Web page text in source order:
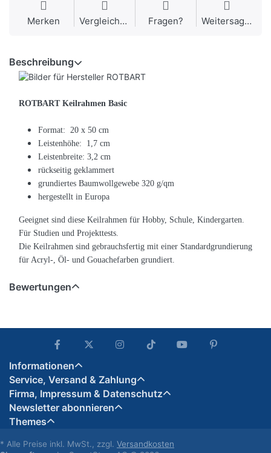
Merken Vergleichen Fragen? Weitersagen
Beschreibung
ROTBART Keilrahmen Basic
Format: 20 x 50 cm
Leistenhöhe: 1,7 cm
Leistenbreite: 3,2 cm
rückseitig geklammert
grundiertes Baumwollgewebe 320 g/qm
hergestellt in Europa
Geeignet sind diese Keilrahmen für Hobby, Schule, Kindergarten.
Für Studien und Projekttests.
Die Keilrahmen sind gebrauchsfertig mit einer Standardgrundierung
für Acryl-, Öl- und Gouachefarben grundiert.
Bewertungen
Informationen
Service, Versand & Zahlung
Firma, Impressum & Datenschutz
Newsletter abonnieren
Themes
* Alle Preise inkl. MwSt., zzgl. Versandkosten